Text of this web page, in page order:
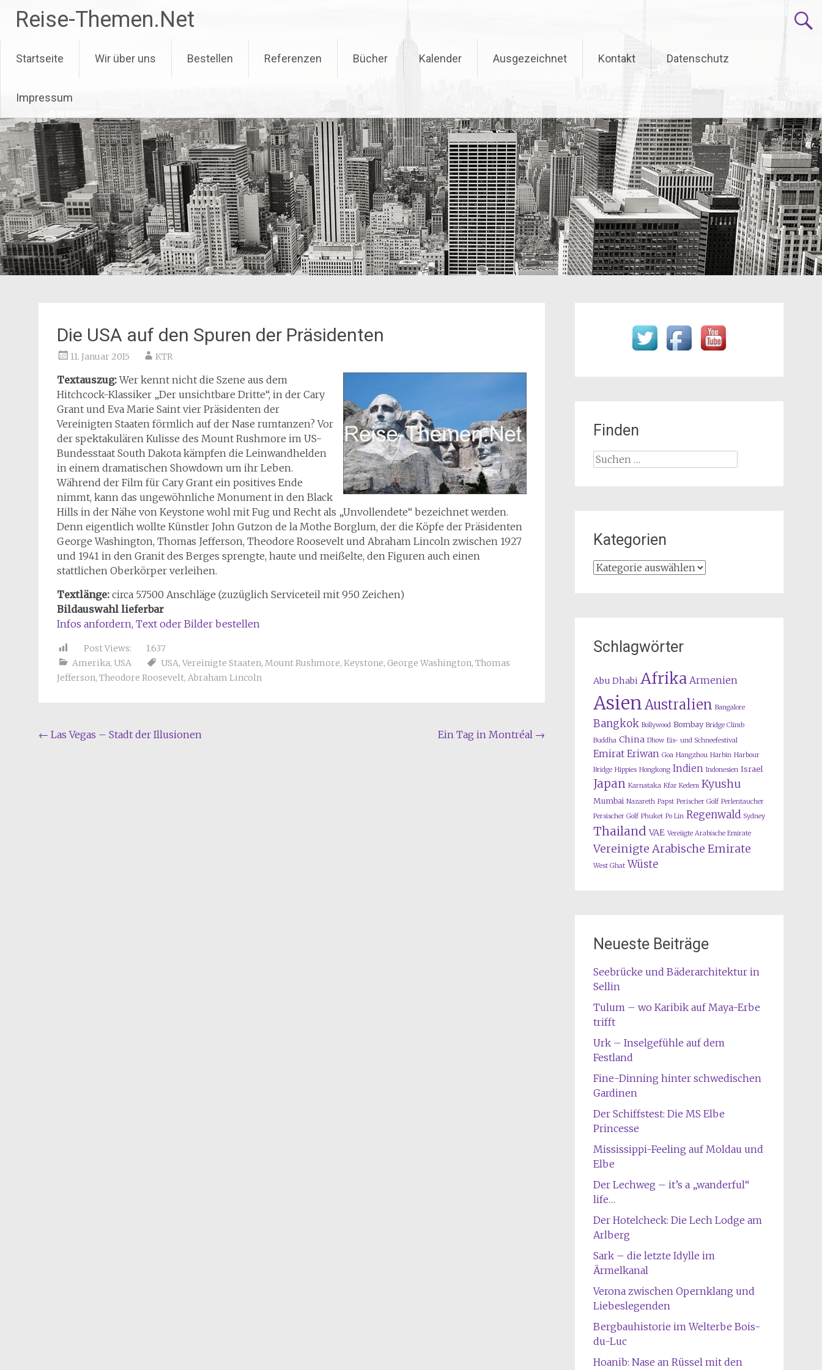
Inhalt
springen
Reise-Themen.Net
Startseite Wir über uns Bestellen Referenzen Bücher Kalender Ausgezeichnet Kontakt Datenschutz
Impressum
Die USA auf den Spuren der Präsidenten
11. Januar 2015 KTR
Textauszug:Wer kennt nicht die Szene aus dem
Hitchcock-Klassiker „Der unsichtbare Dritte“, in der Cary
Grant und Eva Marie Saint vier Präsidenten der
Vereinigten Staaten förmlich auf der Nase rumtanzen? Vor
der spektakulären Kulisse des Mount Rushmore im US-
Bundesstaat South Dakota kämpfen die Leinwandhelden
in einem dramatischen Showdown um ihr Leben.
Während der Film für Cary Grant ein positives Ende
nimmt, kann das ungewöhnliche Monument in den Black
Hills in der Nähe von Keystone wohl mit Fug und Recht als „Unvollendete“ bezeichnet werden.
Denn eigentlich wollte Künstler John Gutzon de la Mothe Borglum, der die Köpfe der Präsidenten
George Washington, Thomas Jefferson, Theodore Roosevelt und Abraham Lincoln zwischen 1927
und 1941 in den Granit des Berges sprengte, haute und meißelte, den Figuren auch einen
stattlichen Oberkörper verleihen.
Textlänge: circa 5.7500 Anschläge (zuzüglich Serviceteil mit 950 Zeichen)
Bildauswahl lieferbar
Infos anfordern, Text oder Bilder bestellen
Post Views:
1.637
Amerika, USA USA, Vereinigte Staaten, Mount Rushmore, Keystone, George Washington, Thomas
Jefferson, Theodore Roosevelt, Abraham Lincoln
Beitragsnavigation
← Las Vegas – Stadt der Illusionen Ein Tag in Montréal →
Finden
Suchen
Kategorien
Kategorien
Schlagwörter
Abu Dhabi Afrika Armenien
AsienAustralien Bangalore
Bangkok Bollywood Bombay Bridge Climb
Buddha China Dhow Eis- und Schneefestival
Emirat Eriwan Goa Hangzhou Harbin Harbour
Bridge Hippies Hongkong Indien Indonesien Israel
Japan Karnataka Kfar Kedem Kyushu
Mumbai Nazareth Papst Perischer Golf Perlentaucher
Persischer Golf Phuket Po Lin Regenwald Sydney
Thailand VAE Vereiigte Arabische Emirate
Vereinigte Arabische Emirate
West Ghat Wüste
Neueste Beiträge
Seebrücke und Bäderarchitektur in
Sellin
Tulum – wo Karibik auf Maya-Erbe
trifft
Urk – Inselgefühle auf dem
Festland
Fine-Dinning hinter schwedischen
Gardinen
Der Schiffstest: Die MS Elbe
Princesse
Mississippi-Feeling auf Moldau und
Elbe
Der Lechweg – it’s a „wanderful“
life…
Der Hotelcheck: Die Lech Lodge am
Arlberg
Sark – die letzte Idylle im
Ärmelkanal
Verona zwischen Opernklang und
Liebeslegenden
Bergbauhistorie im Welterbe Bois-
du-Luc
Hoanib: Nase an Rüssel mit den